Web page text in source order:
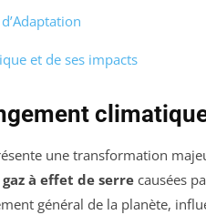
et de ses impacts
une transformation
à effet de serrecausées
général de la planète,